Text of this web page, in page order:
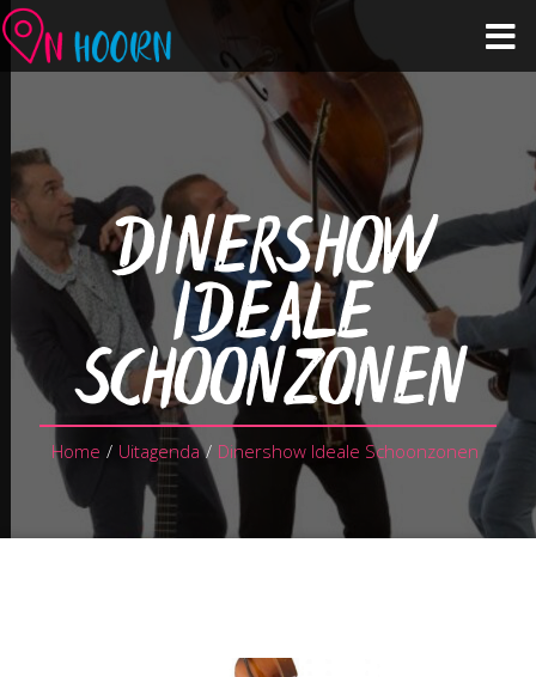
Agenda
Zien & Doen
Winkelen & Horeca
Over Hoorn
Plan je bezoek
DINERSHOW
IDEALE
SCHOONZONEN
Home / Uitagenda / Dinershow Ideale Schoonzonen